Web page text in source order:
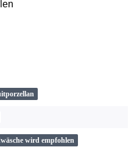
wird empfohlen